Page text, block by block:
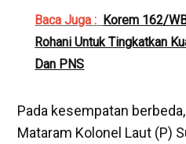
Baca Juga : Korem 162/
Rohani Untuk Tingkatkan
Dan PNS
Pada kesempatan
Mataram Kolonel Laut (P)